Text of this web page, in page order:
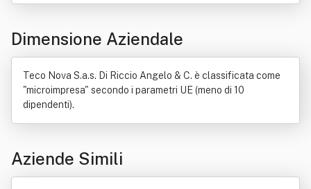
Dimensione Aziendale
Teco Nova S.a.s. Di Riccio Angelo & C. è classificata come
"microimpresa" secondo i parametri UE (meno di 10
dipendenti).
Aziende Simili